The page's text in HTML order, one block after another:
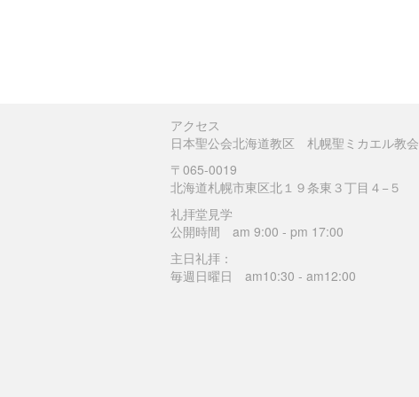
アクセス
日本聖公会北海道教区 札幌聖ミカエル教会
〒065-0019
北海道札幌市東区北１９条東３丁目４−５
礼拝堂見学
公開時間 am 9:00 - pm 17:00
主日礼拝：
毎週日曜日 am10:30 - am12:00